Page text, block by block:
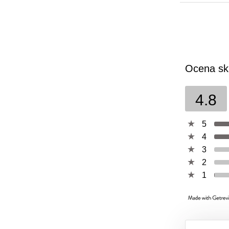
Ocena
4.8
5
4
3
2
1